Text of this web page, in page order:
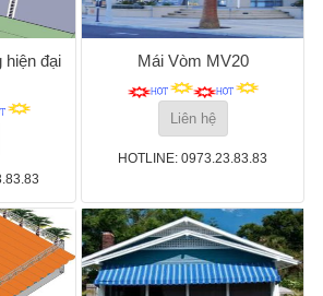
hiện đại
Mái Vòm MV20
Liên hệ
HOTLINE: 0973.23.83.83